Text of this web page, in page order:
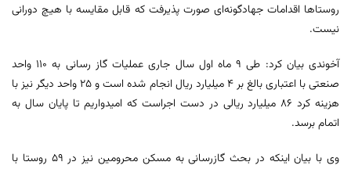
روستاها اقدامات جهادگونه‌ای صورت پذیرفت که قابل مقایسه با هیچ دورانی
نیست.
آخوندی بیان کرد: طی ۹ ماه اول سال جاری عملیات گاز رسانی به ۱۱۰ واحد
صنعتی با اعتباری بالغ بر ۴ میلیارد ریال انجام شده است و ۲۵ واحد دیگر نیز با
هزینه کرد ۸۶ میلیارد ریالی در دست اجراست که امیدواریم تا پایان سال به
اتمام برسد.
وی با بیان اینکه در بحث گازرسانی به مسکن محرومین نیز در ۵۹ روستا با